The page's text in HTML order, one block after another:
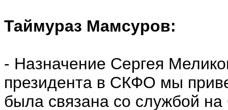
Таймураз Мамсуров:
- Назначение Сергея
президента в СКФО мы
была связана со службой